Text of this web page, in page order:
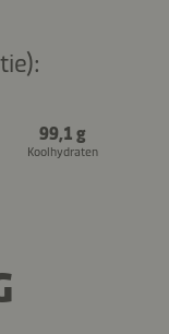
99,1 g
Koolhydraten